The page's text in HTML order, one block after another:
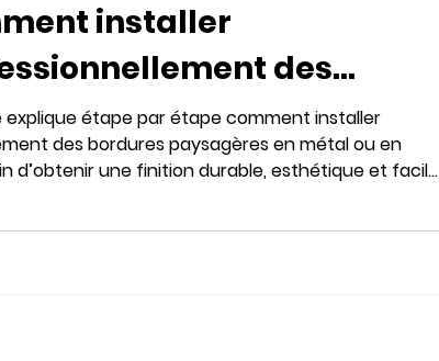
installer
des
de jardin en pierre ou
explique étape par étape comment installer
des bordures paysagères en métal ou en
d’obtenir une finition durable, esthétique et facile